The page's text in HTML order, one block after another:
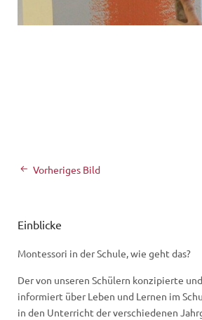
Vorheriges Bild
Einblicke
Montessori in der Schule, wie geht das?
Der von unseren Schülern konzipierte
informiert über Leben und Lernen im
in den Unterricht der verschiedenen